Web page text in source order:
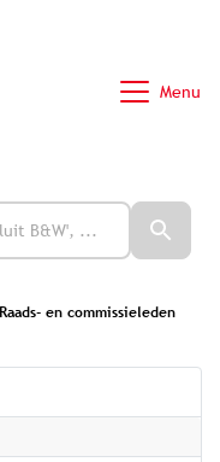
Menu
Raads- en commissieleden